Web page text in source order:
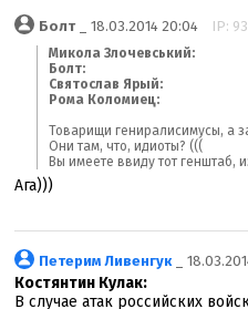
Болт_ 18.03.2014 20:04 IP:
Микола Злочевський:
Болт:
Святослав Ярый:
Рома Коломиец:
Товарищи гениралисимусы, а
Они там, что, идиоты? (((
Вы имеете ввиду тот генштаб,
Ага)))
Петерим Ливенгук_
Костянтин Кулак:
В случае атак российских